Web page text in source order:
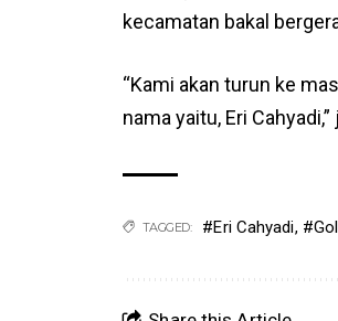
kecamatan bakal
“Kami akan turun ke
nama yaitu, Eri
TAGGED: #Eri Cahyadi,